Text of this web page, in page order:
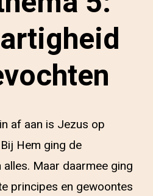
af aan is Jezus op
Hem ging de
Maar daarmee ging
principes en gewoontes